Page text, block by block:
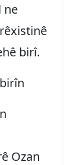
ne
birî.
Ozan